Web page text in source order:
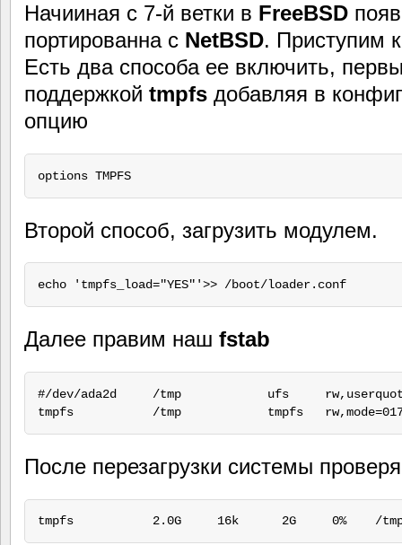
Начииная с 7-й ветки в FreeBSD
портированна с NetBSD. Приступим
Есть два способа ее включить,
поддержкой tmpfs добавляя в
опцию
options TMPFS
Второй способ, загрузить модулем.
echo 'tmpfs_load="YES"'>> /boot/loader.conf
Далее правим наш fstab
#/dev/ada2d     /tmp            ufs
После перезагрузки системы